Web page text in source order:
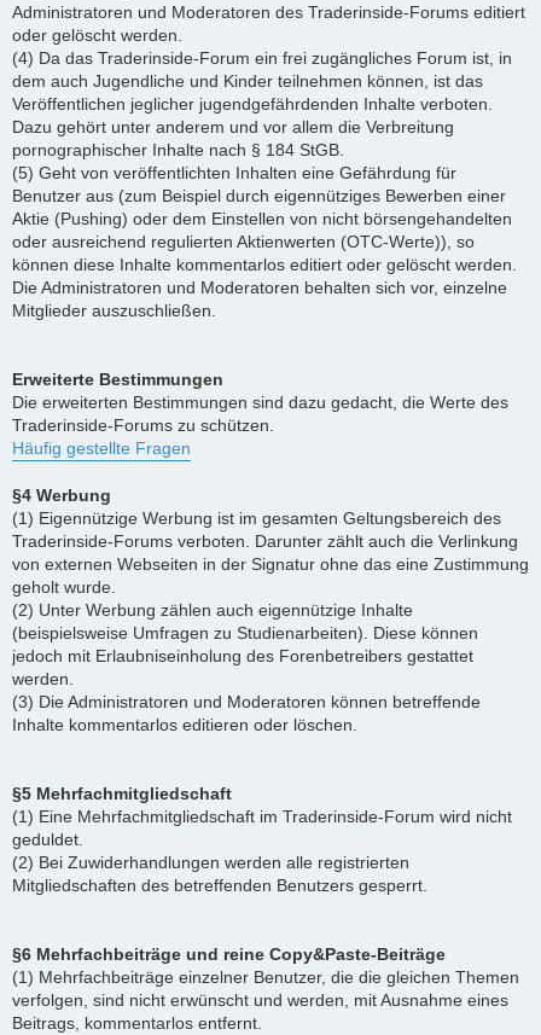
Administratoren und Moderatoren des Traderinside-Forums editiert
oder gelöscht werden.
(4) Da das Traderinside-Forum ein frei zugängliches Forum ist, in
dem auch Jugendliche und Kinder teilnehmen können, ist das
Veröffentlichen jeglicher jugendgefährdenden Inhalte verboten.
Dazu gehört unter anderem und vor allem die Verbreitung
pornographischer Inhalte nach § 184 StGB.
(5) Geht von veröffentlichten Inhalten eine Gefährdung für
Benutzer aus (zum Beispiel durch eigennütziges Bewerben einer
Aktie (Pushing) oder dem Einstellen von nicht börsengehandelten
oder ausreichend regulierten Aktienwerten (OTC-Werte)), so
können diese Inhalte kommentarlos editiert oder gelöscht werden.
Die Administratoren und Moderatoren behalten sich vor, einzelne
Mitglieder auszuschließen.
Erweiterte Bestimmungen
Die erweiterten Bestimmungen sind dazu gedacht, die Werte des
Traderinside-Forums zu schützen.
Häufig gestellte Fragen
§4 Werbung
(1) Eigennützige Werbung ist im gesamten Geltungsbereich des
Traderinside-Forums verboten. Darunter zählt auch die Verlinkung
von externen Webseiten in der Signatur ohne das eine Zustimmung
geholt wurde.
(2) Unter Werbung zählen auch eigennützige Inhalte
(beispielsweise Umfragen zu Studienarbeiten). Diese können
jedoch mit Erlaubniseinholung des Forenbetreibers gestattet
werden.
(3) Die Administratoren und Moderatoren können betreffende
Inhalte kommentarlos editieren oder löschen.
§5 Mehrfachmitgliedschaft
(1) Eine Mehrfachmitgliedschaft im Traderinside-Forum wird nicht
geduldet.
(2) Bei Zuwiderhandlungen werden alle registrierten
Mitgliedschaften des betreffenden Benutzers gesperrt.
§6 Mehrfachbeiträge und reine Copy&Paste-Beiträge
(1) Mehrfachbeiträge einzelner Benutzer, die die gleichen Themen
verfolgen, sind nicht erwünscht und werden, mit Ausnahme eines
Beitrags, kommentarlos entfernt.